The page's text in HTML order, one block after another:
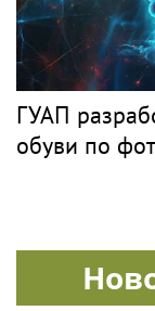
СЕРГУНИНА